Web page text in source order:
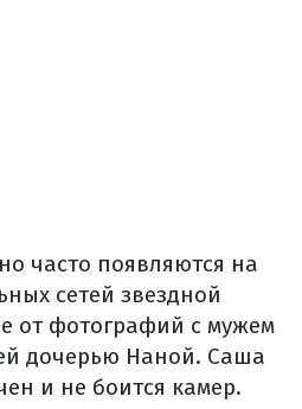
часто появляются на
сетей звездной
от фотографий с мужем
дочерью Наной. Саша
и не боится камер.